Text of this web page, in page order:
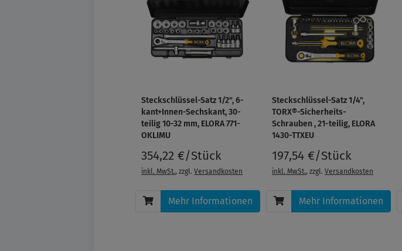
Steckschlüssel-Satz 1/2", 6-
kant+Innen-Sechskant, 30-
teilig 10-32 mm, ELORA 771-
OKLIMU
354,22 €/Stück
inkl. MwSt., zzgl.Versandkosten
Mehr Informationen
Steckschlüssel-Satz 1/4",
TORX®-Sicherheits-
Schrauben , 21-teilig, ELORA
1430-TTXEU
197,54 €/Stück
inkl. MwSt., zzgl.Versandkosten
Mehr Informationen